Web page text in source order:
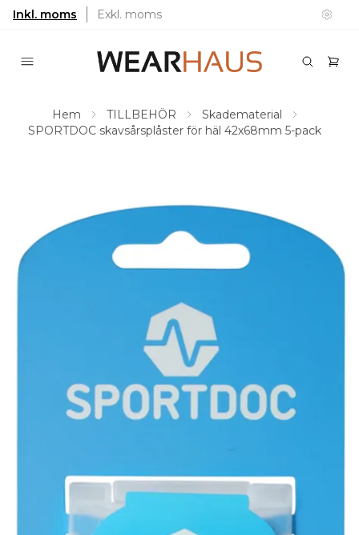
Inkl. moms Exkl. moms
Hem TILLBEHÖR
Skadematerial
SPORTDOC skavsårsplåster för häl 42x68mm 5-pack